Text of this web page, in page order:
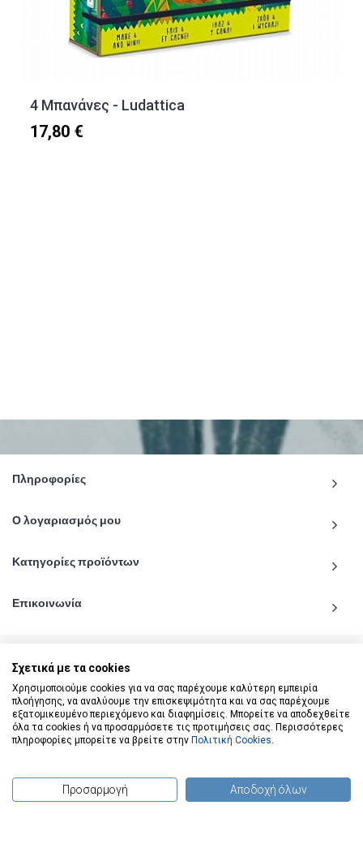
4 Μπανάνες - Ludattica
17,80 €
Πληροφορίες
Ο λογαριασμός μου
Κατηγορίες προϊόντων
Επικοινωνία
© 2020 - 2026 katiginetai.gr All Rights Reserved.
Σχετικά με τα cookies
Χρησιμοποιούμε cookies για να σας παρέχουμε καλύτερη εμπειρία
πλοήγησης, να αναλύουμε την επισκεψιμότητα και να σας παρέχουμε
εξατομικευμένο περιεχόμενο και διαφημίσεις. Μπορείτε να αποδεχθείτε
όλα τα cookies ή να προσαρμόσετε τις προτιμήσεις σας. Περισσότερες
πληροφορίες μπορείτε να βρείτε στην Πολιτική Cookies.
Προσαρμογή Αποδοχή όλων
(0) προϊόντα